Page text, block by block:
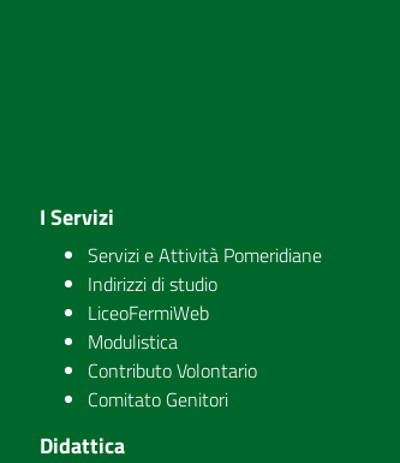
I Servizi
Servizi e Attività Pomeridiane
Indirizzi di studio
LiceoFermiWeb
Modulistica
Contributo Volontario
Comitato Genitori
Didattica